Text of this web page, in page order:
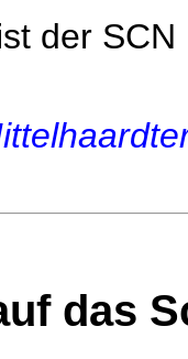
der
das